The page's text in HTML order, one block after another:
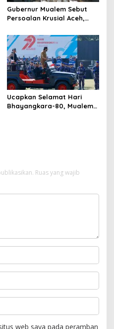
Gubernur Mualem Sebut
Persoalan Krusial Aceh,
Hingga LGBT
Ucapkan Selamat Hari
Bhayangkara-80, Mualem
Ruas yang wajib
web saya pada peramban